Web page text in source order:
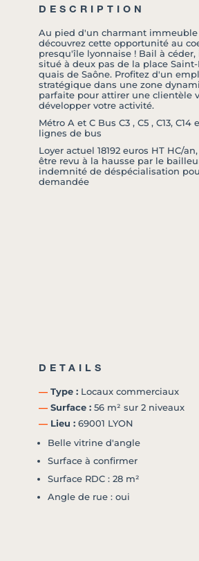
DESCRIPTION
Au pied d'un charmant immeuble
découvrez cette opportunité au
presqu'île lyonnaise ! Bail à
situé à deux pas de la place
quais de Saône. Profitez d'un
stratégique dans une zone
parfaite pour attirer une clientèle
développer votre activité.
Métro A et C Bus C3 , C5 , C13, C14
lignes de bus
Loyer actuel 18192 euros HT HC/
être revu à la hausse par le
indemnité de déspécialisation
demandée
DETAILS
― Type : Locaux commerciaux
― Surface : 56 m² sur 2 niveaux
― Lieu : 69001 LYON
Belle vitrine d'angle
Surface à confirmer
Surface RDC : 28 m²
Angle de rue : oui